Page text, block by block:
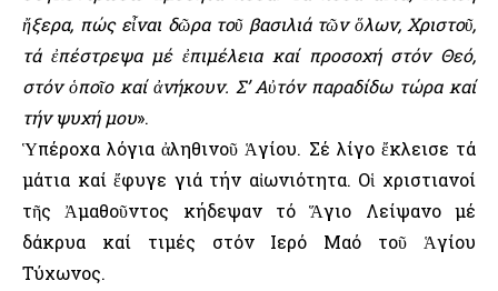
ἤξερα, πώς εἶναι δῶρα τοῦ βασιλιά τῶν ὅλων, Χριστοῦ,
τά ἐπέστρεψα μέ ἐπιμέλεια καί προσοχή στόν Θεό,
στόν ὁποῖο καί ἀνήκουν. Σ’ Αὐτόν παραδίδω τώρα καί
τήν ψυχή μου».
Ὑπέροχα λόγια ἀληθινοῦ Ἁγίου. Σέ λίγο ἔκλεισε τά
μάτια καί ἔφυγε γιά τήν αἰωνιότητα. Οἱ χριστιανοί
τῆς Ἀμαθοῦντος κήδεψαν τό Ἅγιο Λείψανο μέ
δάκρυα καί τιμές στόν Ιερό Μαό τοῦ Ἁγίου
Τύχωνος.